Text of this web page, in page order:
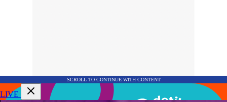
SCROLL TO CONTINUE WITH CONTENT
LIVE